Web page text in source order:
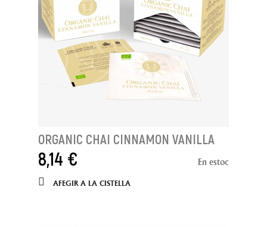
ORGANIC CHAI CINNAMON VANILLA
8,14 € En estoc
AFEGIR A LA CISTELLA